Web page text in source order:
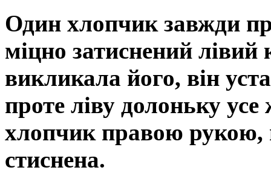
Один хлопчик завжди
міцно затиснений
викликала його, він
проте ліву долоньку
хлопчик правою рукою,
стиснена.